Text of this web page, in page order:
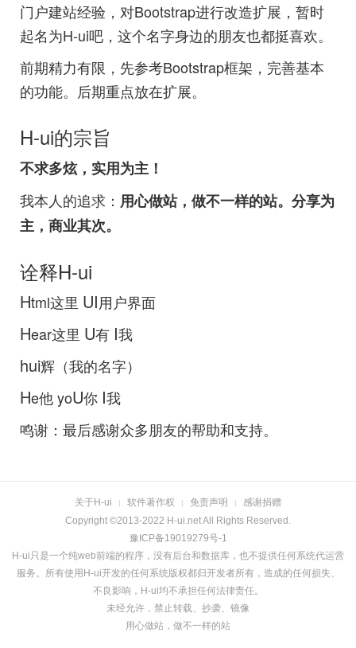
门户建站经验，对Bootstrap进行改造扩展，暂时
起名为H-ui吧，这个名字身边的朋友也都挺喜欢。
前期精力有限，先参考Bootstrap框架，完善基本
的功能。后期重点放在扩展。
H-ui的宗旨
不求多炫，实用为主！
我本人的追求： 用心做站，做不一样的站。分享为
主，商业其次。
诠释H-ui
Html这里 UI用户界面
Hear这里 U有 I我
hui辉（我的名字）
He他 yoU你 I我
鸣谢：最后感谢众多朋友的帮助和支持。
关于H-ui | 软件著作权 | 免责声明 |
感谢捐赠
Copyright ©2013-2022 H-ui.net All Rights Reserved.
豫ICP备19019279号-1
H-ui只是一个纯web前端的程序，没有后台和数据库，也不提供任何系统代运营
服务。所有使用H-ui开发的任何系统版权都归开发者所有，造成的任何损失、
不良影响，H-ui均不承担任何法律责任。
未经允许，禁止转载、抄袭、镜像
用心做站，做不一样的站